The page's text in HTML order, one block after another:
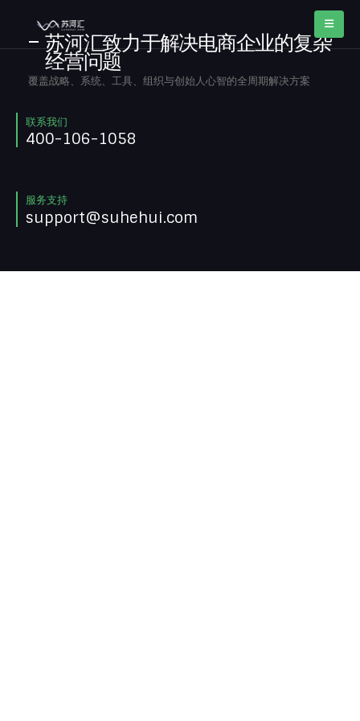
苏河汇致力于解决电商企业的复杂
经营问题
覆盖战略、系统、工具、组织与创始人心智的全周期解决方案
联系我们
400-106-1058
服务支持
support@suhehui.com